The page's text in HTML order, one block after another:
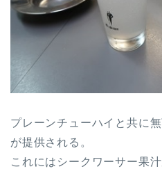
プレーンチューハイと共に
が提供される。
これにはシークワーサー果